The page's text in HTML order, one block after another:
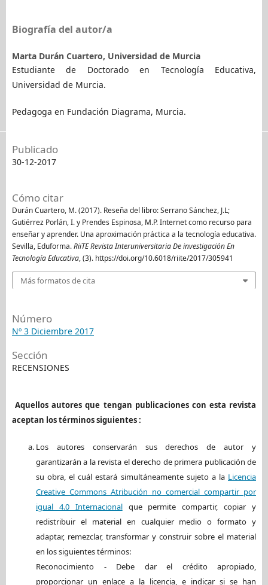
Biografía del autor/a
Marta Durán Cuartero, Universidad de Murcia
Estudiante de Doctorado en Tecnología Educativa,
Universidad de Murcia.
Pedagoga en Fundación Diagrama, Murcia.
Publicado
30-12-2017
Cómo citar
Durán Cuartero, M. (2017). Reseña del libro: Serrano Sánchez, J.L;
Gutiérrez Porlán, I. y Prendes Espinosa, M.P. Internet como recurso para
enseñar y aprender. Una aproximación práctica a la tecnología educativa.
Sevilla, Eduforma.RiiTE Revista Interuniversitaria De investigación En
Tecnología Educativa, (3). https://doi.org/10.6018/riite/2017/305941
Más formatos de cita
Número
Nº 3 Diciembre 2017
Sección
RECENSIONES
Aquellos autores que tengan publicaciones con esta revista
aceptan los términos siguientes :
Los autores conservarán sus derechos de autor y
garantizarán a la revista el derecho de primera publicación de
su obra, el cuál estará simultáneamente sujeto a la Licencia
Creative Commons Atribución no comercial compartir por
igual 4.0 Internacionalque permite compartir, copiar y
redistribuir el material en cualquier medio o formato y
adaptar, remezclar, transformar y construir sobre el material
en los siguientes términos:
Reconocimiento - Debe dar el crédito apropiado,
proporcionar un enlace a la licencia, e indicar si se han